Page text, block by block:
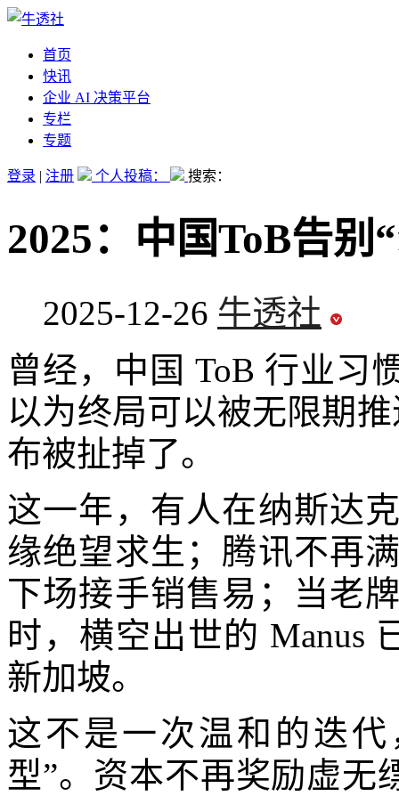
首页
快讯
企业 AI 决策平台
专栏
专题
登录 | 注册 个人投稿： 搜索：
2025：中国ToB告别
2025-12-26 牛透社
曾经，中国 ToB 行业习
以为终局可以被无限期
布被扯掉了。
这一年，有人在纳斯达
缘绝望求生；腾讯不再
下场接手销售易；当老
时，横空出世的 Manus
新加坡。
这不是一次温和的迭
型”。资本不再奖励虚无